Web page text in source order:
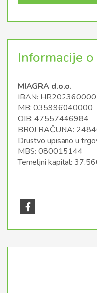
Informacije
MIAGRA d.o.o.
IBAN:
MB: 035996040000
OIB: 47557446984
BROJ RAČUNA:
Drustvo upisano u
MBS: 080015144
Temeljni kapital: